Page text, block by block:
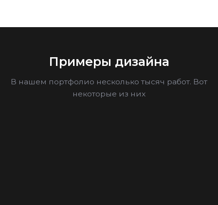
Примеры дизайна
В нашем портфолио несколько тысяч работ. Вот
некоторые из них